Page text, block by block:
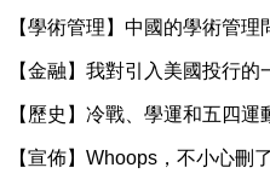
【學術管理】中國的學術管
【金融】我對引入美國投行的
【歷史】冷戰、學運和五四運
【宣佈】Whoops，不小心刪